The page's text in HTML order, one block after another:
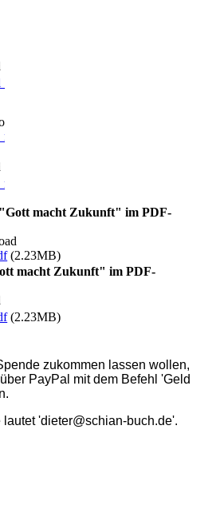
macht Zukunft" im PDF-
(2.23MB)
macht Zukunft" im PDF-
(2.23MB)
zukommen lassen wollen,
PayPal mit dem Befehl 'Geld
'dieter@schian-buch.de'.